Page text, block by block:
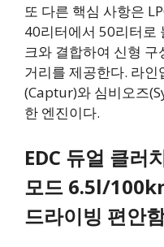
또 다른 핵심 사항은
40리터에서 50리터로
크와 결합하여 신형
거리를 제공한다. 라
(Captur)와 심비오즈
한 엔진이다.
EDC 듀얼 클러
모드 6.5l/
드라이빙 편안